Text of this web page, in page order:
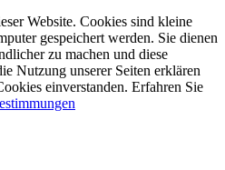
Website. Cookies sind kleine
gespeichert werden. Sie dienen
zu machen und diese
Nutzung unserer Seiten erklären
einverstanden. Erfahren Sie